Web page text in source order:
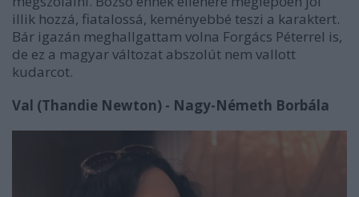
illik hozzá, fiatalossá, keményebbé teszi a karaktert.
Bár igazán meghallgattam volna Forgács Péterrel is,
de ez a magyar változat abszolút nem vallott
kudarcot.
Val (Thandie Newton) - Nagy-Németh Borbála